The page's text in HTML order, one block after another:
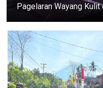
Pagelaran Wayang